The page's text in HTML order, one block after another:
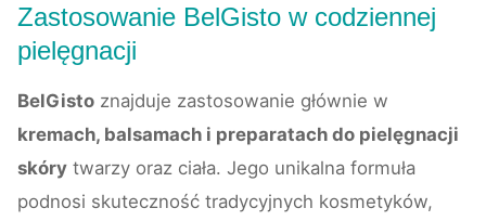
Zastosowanie BelGisto w codziennej
pielęgnacji
BelGisto znajduje zastosowanie głównie w
kremach, balsamach i preparatach do pielęgnacji
skóry twarzy oraz ciała. Jego unikalna formuła
podnosi skuteczność tradycyjnych kosmetyków,